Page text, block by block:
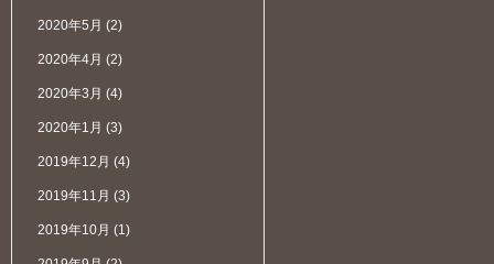
2020年5月 (2)
2020年4月 (2)
2020年3月 (4)
2020年1月 (3)
2019年12月 (4)
2019年11月 (3)
2019年10月 (1)